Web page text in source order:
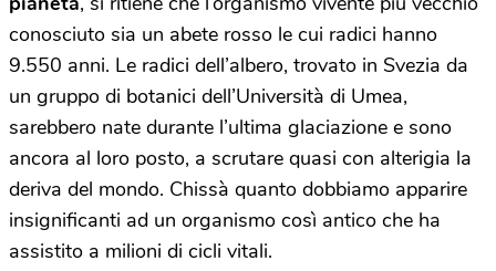
conosciuto sia un abete rosso le cui radici hanno
9.550 anni. Le radici dell’albero, trovato in Svezia da
un gruppo di botanici dell’Università di Umea,
sarebbero nate durante l’ultima glaciazione e sono
ancora al loro posto, a scrutare quasi con alterigia la
deriva del mondo. Chissà quanto dobbiamo apparire
insignificanti ad un organismo così antico che ha
assistito a milioni di cicli vitali.